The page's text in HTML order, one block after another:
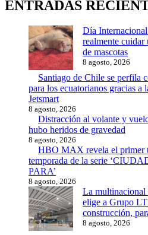
ENTRADAS
Día
realmente cuidar
de mascotas
8 agosto, 2026
Santiago de Chile se perfila
para los ecuatorianos gracias
Jetsmart
8 agosto, 2026
Distracción al volante y
hubo heridos de gravedad
8 agosto, 2026
HBO MAX revela el primer
temporada de la serie
PARA’
8 agosto, 2026
La multinacional
elige a Grupo
construcción,
8 agosto, 2026